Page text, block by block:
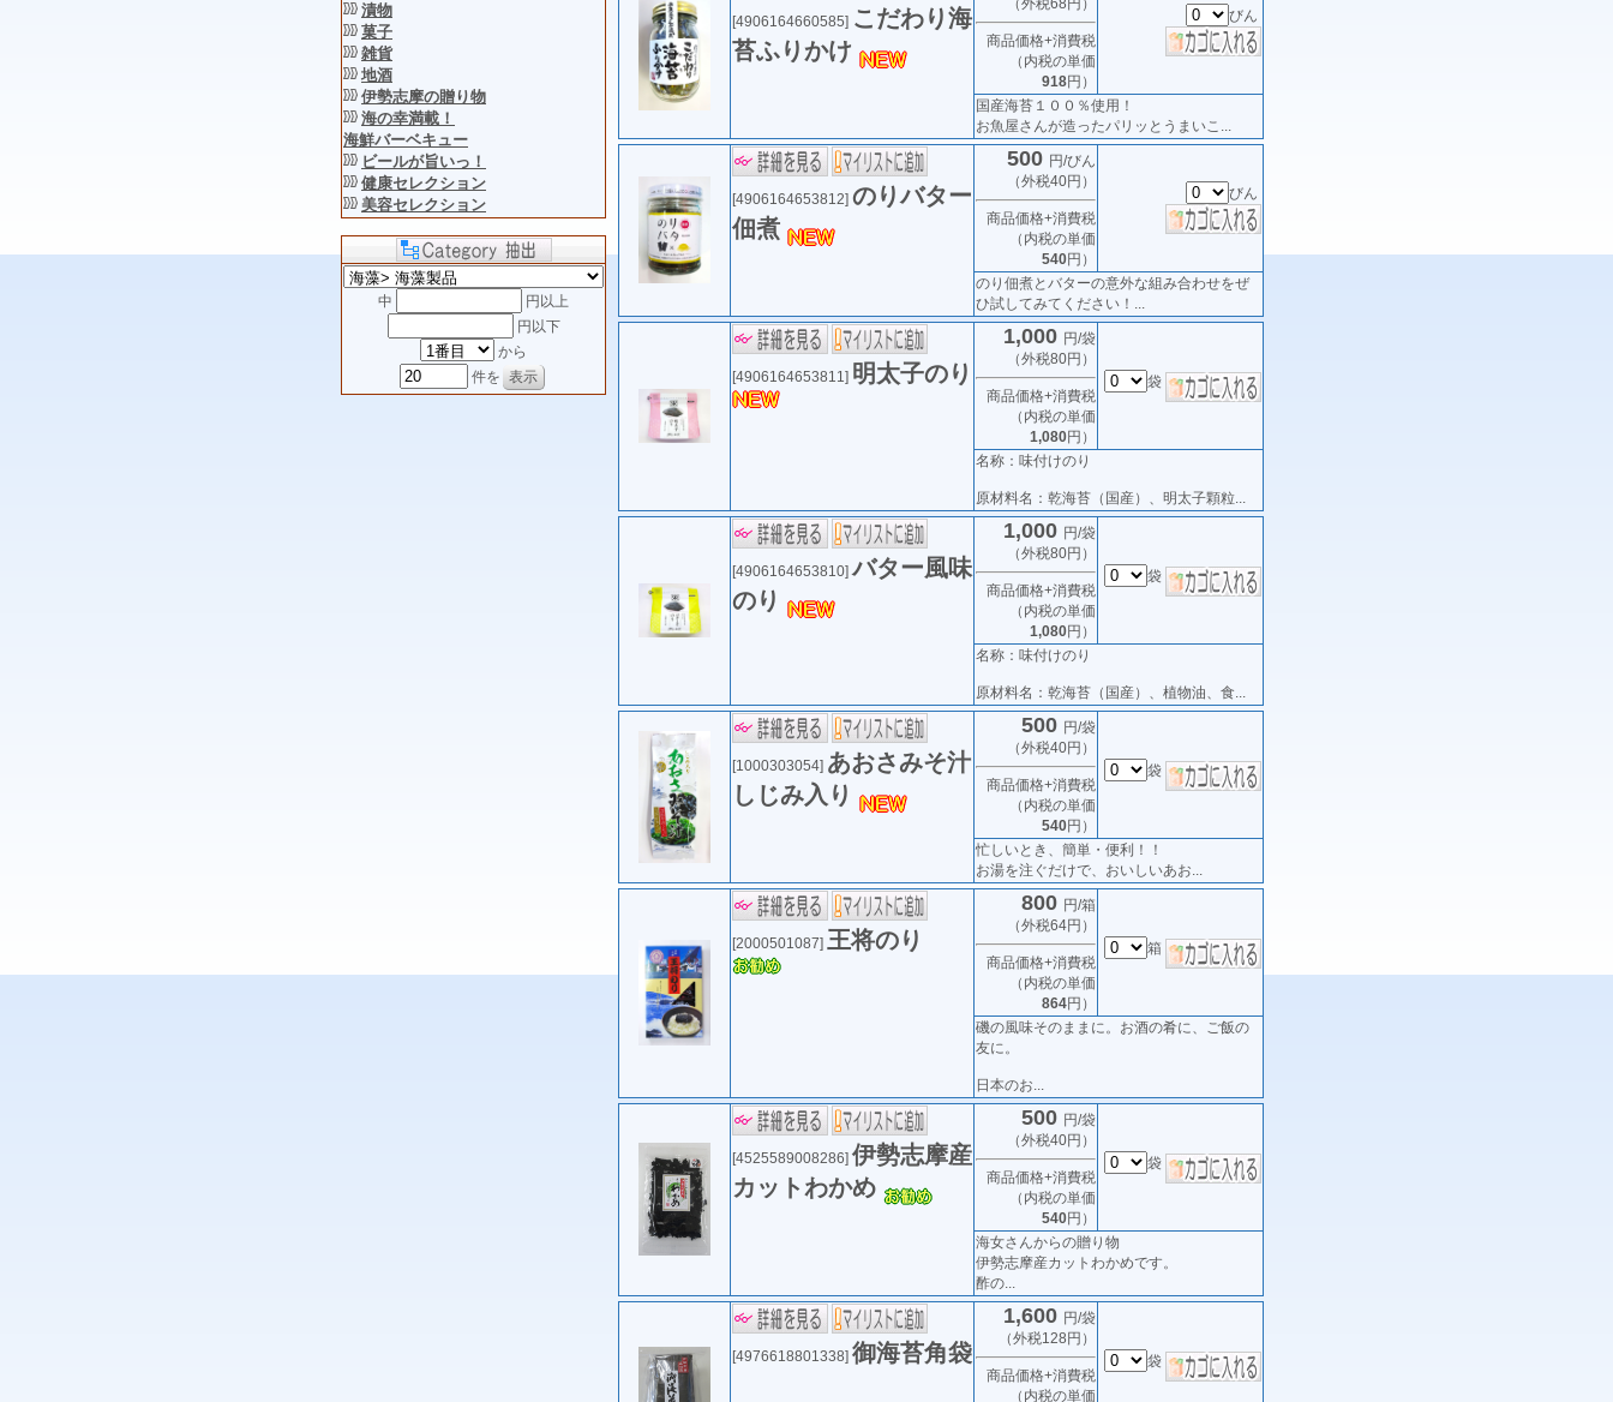
漬物
菓子
雑貨
地酒
伊勢志摩の贈り物
海の幸満載！
海鮮バーベキュー
ビールが旨いっ！
健康セレクション
美容セレクション
中
円以上
円以下
から
件を
[4906164660585] こだわり海
苔ふりかけ
（外税68円）
商品価格+消費税
（内税の単価
918円）
びん
国産海苔１００％使用！
お魚屋さんが造ったパリッとうまいこ...
[4906164653812] のりバター
佃煮
500 円/びん
（外税40円）
商品価格+消費税
（内税の単価
540円）
びん
のり佃煮とバターの意外な組み合わせをぜ
ひ試してみてください！...
[4906164653811] 明太子のり
1,000 円/袋
（外税80円）
商品価格+消費税
（内税の単価
1,080円）
袋
名称：味付けのり
原材料名：乾海苔（国産）、明太子顆粒...
[4906164653810]バター風味
のり
1,000 円/袋
（外税80円）
商品価格+消費税
（内税の単価
1,080円）
袋
名称：味付けのり
原材料名：乾海苔（国産）、植物油、食...
[1000303054] あおさみそ汁
しじみ入り
500 円/袋
（外税40円）
商品価格+消費税
（内税の単価
540円）
袋
忙しいとき、簡単・便利！！
お湯を注ぐだけで、おいしいあお...
[2000501087] 王将のり
800 円/箱
（外税64円）
商品価格+消費税
（内税の単価
864円）
箱
磯の風味そのままに。お酒の肴に、ご飯の
友に。
日本のお...
[4525589008286] 伊勢志摩産
カットわかめ
500 円/袋
（外税40円）
商品価格+消費税
（内税の単価
540円）
袋
海女さんからの贈り物
伊勢志摩産カットわかめです。
酢の...
[4976618801338] 御海苔角袋
1,600 円/袋
（外税128円）
商品価格+消費税
（内税の単価
袋